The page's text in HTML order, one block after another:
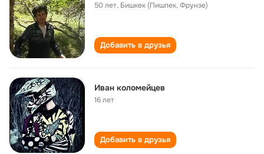
50 лет, Бишкек (Пишпек, Фрунзе)
Добавить в друзья
Иван коломейцев
16 лет
Добавить в друзья